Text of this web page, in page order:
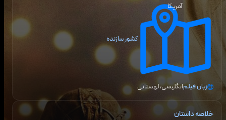
کشور سازنده
آمریکا
زبان فیلمانگلیسی، لهستانی
خلاصه داستان